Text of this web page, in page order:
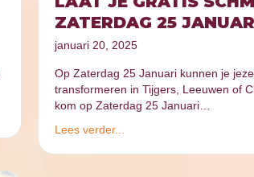
ZATERDAG 25
januari 20, 2025
Op Zaterdag 25 Januari kunnen je
transformeren in Tijgers, Leeuwen of
kom op Zaterdag 25 Januari…
Lees verder...